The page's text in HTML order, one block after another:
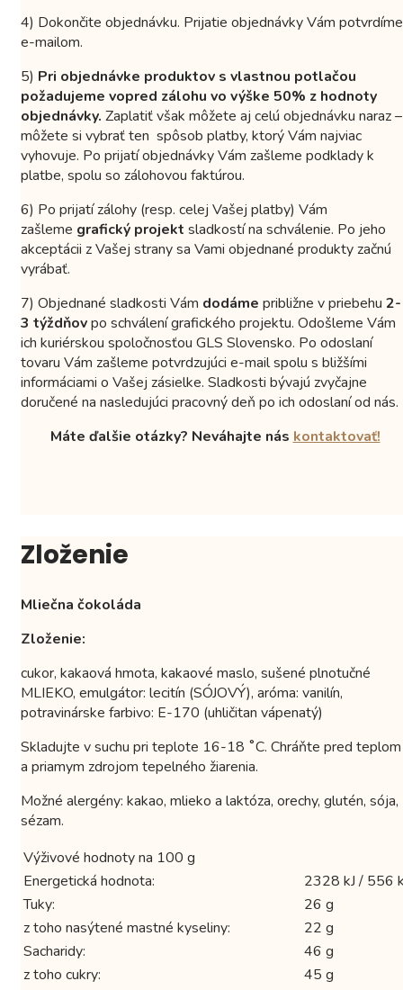
4) Dokončite objednávku. Prijatie objednávky Vám potvrdíme
e-mailom.
5) Pri objednávke produktov s vlastnou potlačou
požadujeme vopred zálohu vo výške 50% z hodnoty
objednávky. Zaplatiť však môžete aj celú objednávku naraz –
môžete si vybrať ten spôsob platby, ktorý Vám najviac
vyhovuje. Po prijatí objednávky Vám zašleme podklady k
platbe, spolu so zálohovou faktúrou.
6) Po prijatí zálohy (resp. celej Vašej platby) Vám
zašleme grafický projekt sladkostí na schválenie. Po jeho
akceptácii z Vašej strany sa Vami objednané produkty začnú
vyrábať.
7) Objednané sladkosti Vám dodáme približne v priebehu 2-
3 týždňovpo schválení grafického projektu. Odošleme Vám
ich kuriérskou spoločnosťou GLS Slovensko. Po odoslaní
tovaru Vám zašleme potvrdzujúci e-mail spolu s bližšími
informáciami o Vašej zásielke. Sladkosti bývajú zvyčajne
doručené na nasledujúci pracovný deň po ich odoslaní od nás.
Máte ďalšie otázky? Neváhajte náskontaktovať!
Zloženie
Mliečna čokoláda
Zloženie:
cukor, kakaová hmota, kakaové maslo, sušené plnotučné
MLIEKO, emulgátor: lecitín (SÓJOVÝ), aróma: vanilín,
potravinárske farbivo: E-170 (uhličitan vápenatý)
Skladujte v suchu pri teplote 16-18 ˚C. Chráňte pred teplom
a priamym zdrojom tepelného žiarenia.
Možné alergény: kakao, mlieko a laktóza, orechy, glutén, sója,
sézam.
Výživové hodnoty na 100 g
Energetická hodnota:
2328 kJ / 556
Tuky:
26 g
z toho nasýtené mastné kyseliny:
22 g
Sacharidy:
46 g
z toho cukry:
45 g